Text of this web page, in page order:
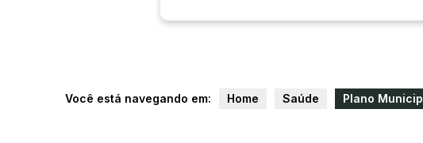
Você está navegando em: Home Saúde Plano